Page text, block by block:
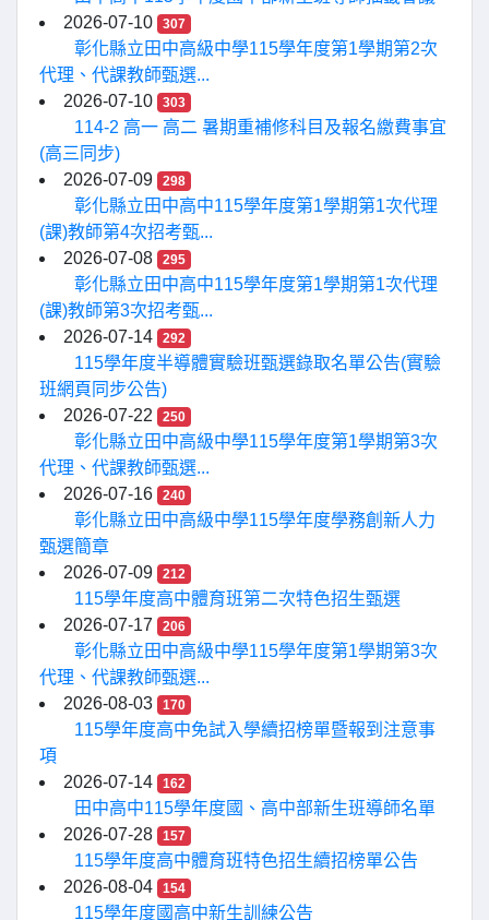
2026-07-10
307
彰化縣立田中高級中學115學年度第1學期第2次
代理、代課教師甄選...
2026-07-10
303
114-2 高一 高二 暑期重補修科目及報名繳費事宜
(高三同步)
2026-07-09
298
彰化縣立田中高中115學年度第1學期第1次代理
(課)教師第4次招考甄...
2026-07-08
295
彰化縣立田中高中115學年度第1學期第1次代理
(課)教師第3次招考甄...
2026-07-14
292
115學年度半導體實驗班甄選錄取名單公告(實驗
班網頁同步公告)
2026-07-22
250
彰化縣立田中高級中學115學年度第1學期第3次
代理、代課教師甄選...
2026-07-16
240
彰化縣立田中高級中學115學年度學務創新人力
甄選簡章
2026-07-09
212
115學年度高中體育班第二次特色招生甄選
2026-07-17
206
彰化縣立田中高級中學115學年度第1學期第3次
代理、代課教師甄選...
2026-08-03
170
115學年度高中免試入學續招榜單暨報到注意事
項
2026-07-14
162
田中高中115學年度國、高中部新生班導師名單
2026-07-28
157
115學年度高中體育班特色招生續招榜單公告
2026-08-04
154
115學年度國高中新生訓練公告